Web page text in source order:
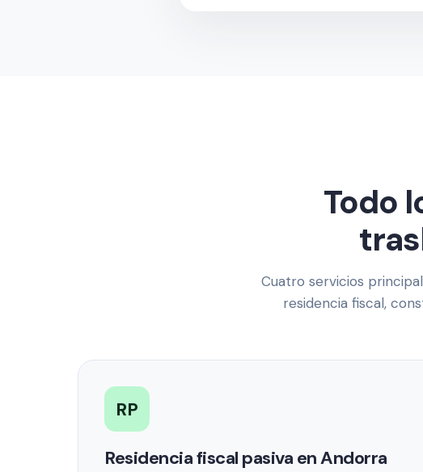
Todo
Cuatro servicios
residencia fiscal,
RP
Residencia fiscal pasiva en Andorra